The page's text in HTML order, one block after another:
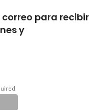
para recibir
y